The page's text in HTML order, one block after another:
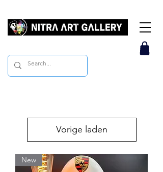
Vorige laden
New